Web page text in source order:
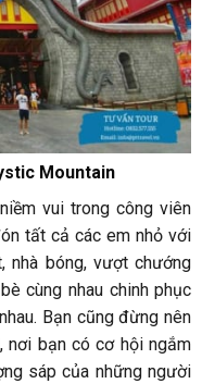
Mountain
vui trong công viên
tất cả các em nhỏ với
nhà bóng, vượt chướng
cùng nhau chinh phục
Bạn cũng đừng nên
nơi bạn có cơ hội ngắm
sáp của những người